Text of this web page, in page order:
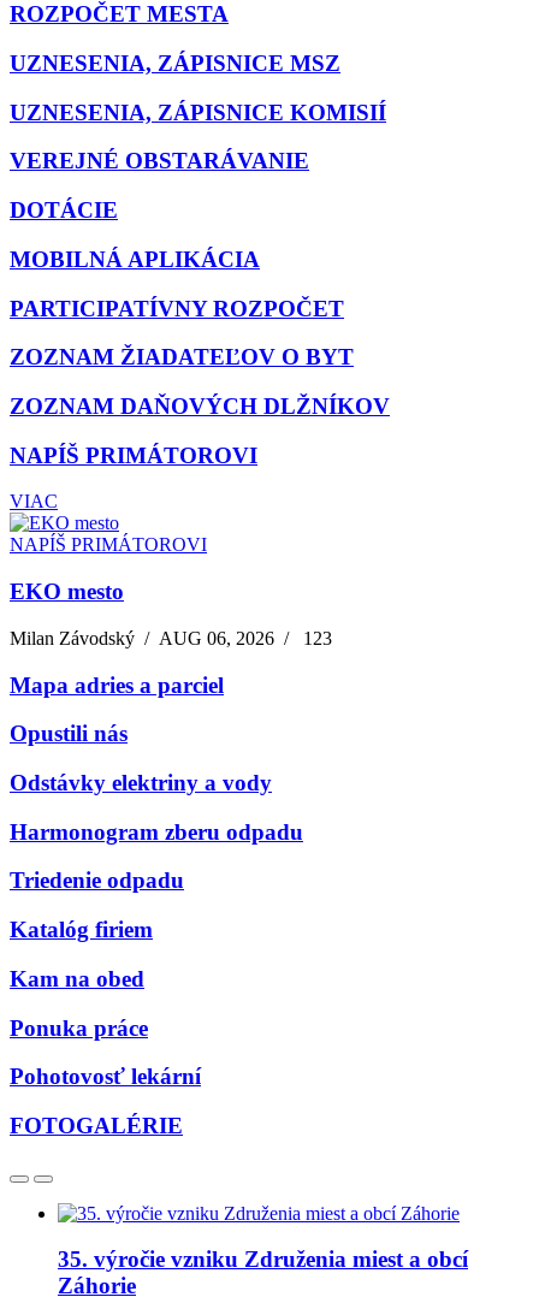
ROZPOČET MESTA
UZNESENIA, ZÁPISNICE MSZ
UZNESENIA, ZÁPISNICE KOMISIÍ
VEREJNÉ OBSTARÁVANIE
DOTÁCIE
MOBILNÁ APLIKÁCIA
PARTICIPATÍVNY ROZPOČET
ZOZNAM ŽIADATEĽOV O BYT
ZOZNAM DAŇOVÝCH DLŽNÍKOV
NAPÍŠ PRIMÁTOROVI
VIAC
NAPÍŠ PRIMÁTOROVI
EKO mesto
Milan Závodský /AUG 06, 2026 / 123
Mapa adries a parciel
Opustili nás
Odstávky elektriny a vody
Harmonogram zberu odpadu
Triedenie odpadu
Katalóg firiem
Kam na obed
Ponuka práce
Pohotovosť lekární
FOTOGALÉRIE
35. výročie vzniku Združenia miest a obcí
Záhorie